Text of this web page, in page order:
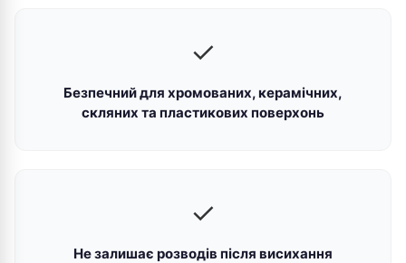
✓
Безпечний для хромованих, керамічних,
скляних та пластикових поверхонь
✓
Не залишає розводів після висихання